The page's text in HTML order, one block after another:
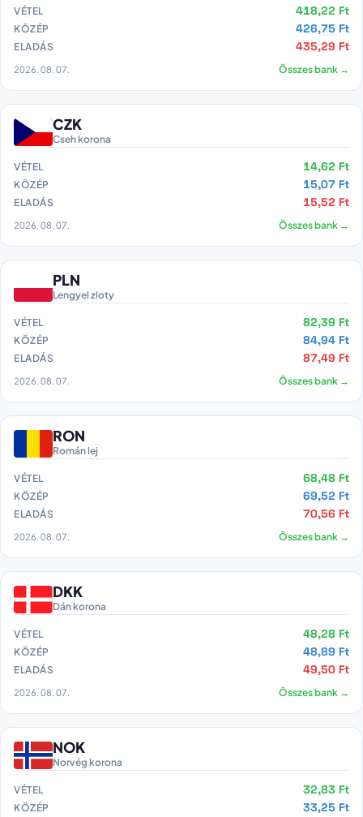
VÉTEL 418,22 Ft
KÖZÉP 426,75 Ft
ELADÁS 435,29 Ft
2026. 08. 07. Összes bank →
CZK
Cseh korona
VÉTEL 14,62 Ft
KÖZÉP 15,07 Ft
ELADÁS 15,52 Ft
2026. 08. 07. Összes bank →
PLN
Lengyel zloty
VÉTEL 82,39 Ft
KÖZÉP 84,94 Ft
ELADÁS 87,49 Ft
2026. 08. 07. Összes bank →
RON
Román lej
VÉTEL 68,48 Ft
KÖZÉP 69,52 Ft
ELADÁS 70,56 Ft
2026. 08. 07. Összes bank →
DKK
Dán korona
VÉTEL 48,28 Ft
KÖZÉP 48,89 Ft
ELADÁS 49,50 Ft
2026. 08. 07. Összes bank →
NOK
Norvég korona
VÉTEL 32,83 Ft
KÖZÉP 33,25 Ft